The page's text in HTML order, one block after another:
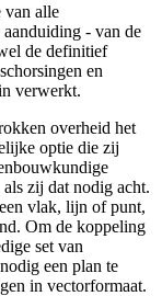
van alle
- van de
de definitief
en
verwerkt.
overheid het
optie die zij
zij dat nodig acht.
vlak, lijn of punt,
Om de koppeling
set van
een plan te
in vectorformaat.